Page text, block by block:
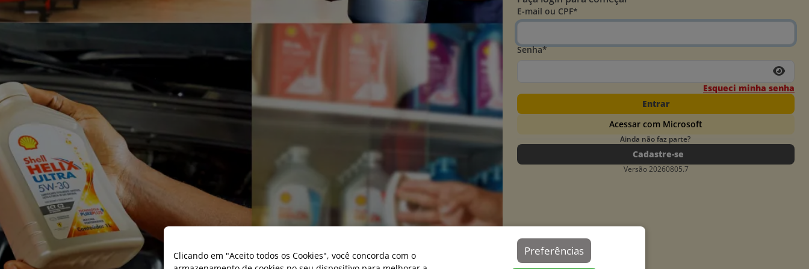
Clicando em "Aceito todos os Cookies", você concorda com o
Preferências
E-mail ou CPF*
Senha*
Esqueci minha senha
Entrar
Acessar com Microsoft
Ainda não faz parte?
Cadastre-se
Versão 20260805.7